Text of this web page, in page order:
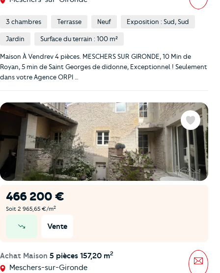
3 chambres Terrasse Neuf Exposition : Sud, Sud
Jardin Surface du terrain : 100 m²
Maison À Vendrev 4 pièces. MESCHERS SUR GIRONDE, 10 Min de
Royan, 5 min de Saint Georges de didonne, Exceptionnel ! Seulement
dans votre Agence ORPI …
466 200 €
Soit 2 965,65 €/m2
Vente
Achat Maison 5 pièces 157,20 m2
Meschers-sur-Gironde
Favoris